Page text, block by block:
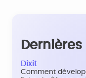
Dixit
Comment